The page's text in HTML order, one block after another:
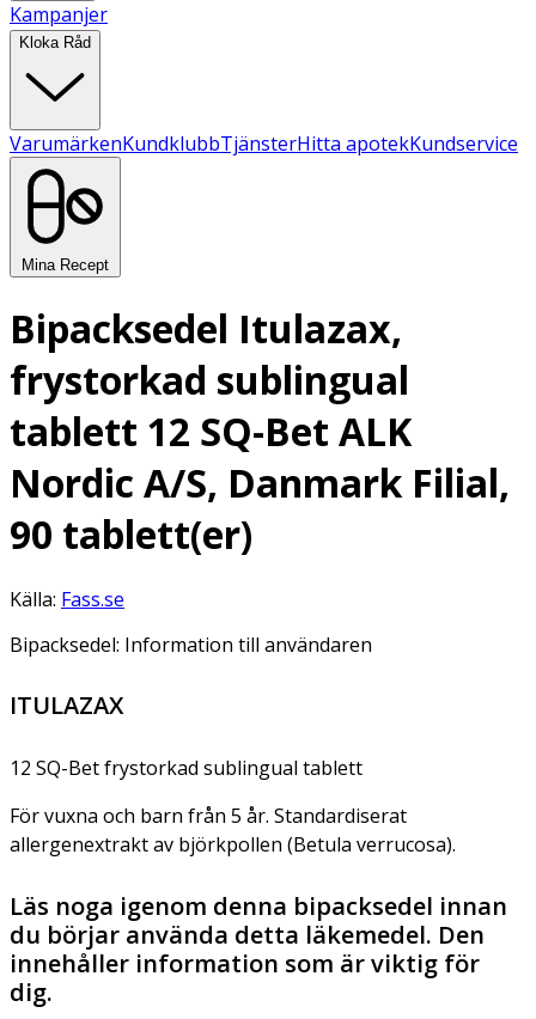
Kampanjer
Kloka Råd
VarumärkenKundklubbTjänsterHitta apotekKundservice
Mina Recept
Bipacksedel Itulazax,
frystorkad sublingual
tablett 12 SQ-Bet ALK
Nordic A/S, Danmark Filial,
90 tablett(er)
Källa: Fass.se
Bipacksedel: Information till användaren
ITULAZAX
12 SQ-Bet frystorkad sublingual tablett
För vuxna och barn från 5 år. Standardiserat
allergenextrakt av björkpollen (Betula verrucosa).
Läs noga igenom denna bipacksedel innan
du börjar använda detta läkemedel. Den
innehåller information som är viktig för
dig.